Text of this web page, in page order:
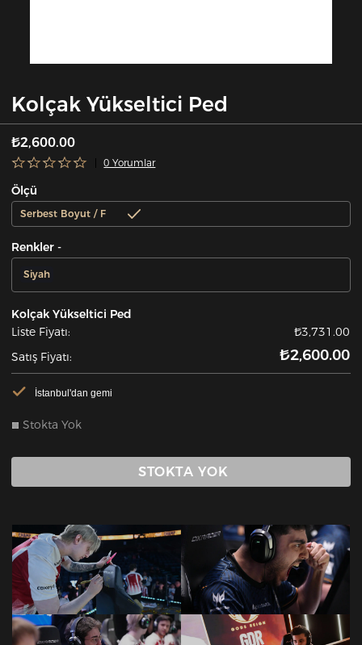
Kolçak Yükseltici Ped
₺2,600.00
0 Yorumlar
Ölçü
Serbest Boyut / F
Renkler -
Siyah
Kolçak Yükseltici Ped
Liste Fiyatı:
₺3,731.00
Satış Fiyatı:
₺2,600.00
İstanbul'dan gemi
Stokta Yok
STOKTA YOK